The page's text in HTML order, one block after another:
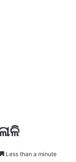
Less than a minute